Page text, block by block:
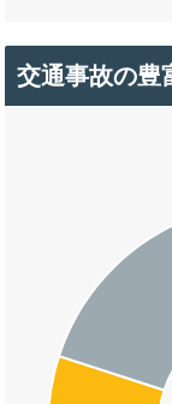
交通事故の豊